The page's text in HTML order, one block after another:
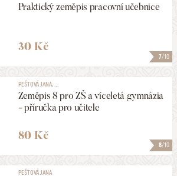
7/10
Praktický zeměpis pracovní učebnice
30 Kč
8/10
PEŠTOVÁ JANA, ...
Zeměpis 8 pro ZŠ a víceletá gymnázia
- příručka pro učitele
80 Kč
PEŠTOVÁ JANA